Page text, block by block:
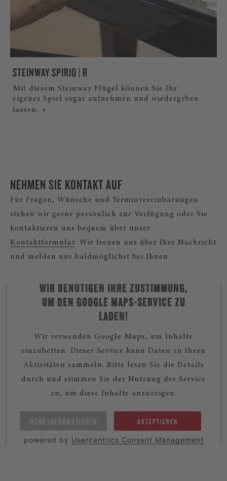
STEINWAY SPIRIO | R
Mit diesem Steinway Flügel können Sie Ihr
eigenes Spiel sogar aufnehmen und wiedergeben
lassen.
NEHMEN SIE KONTAKT AUF
Für Fragen, Wünsche und Terminvereinbarungen
stehen wir gerne persönlich zur Verfügung oder Sie
kontaktieren uns bequem über unser
Kontaktformular. Wir freuen uns über Ihre Nachricht
und melden uns baldmöglichst bei Ihnen.
WIR BENÖTIGEN IHRE ZUSTIMMUNG,
UM DEN GOOGLE MAPS-SERVICE ZU
LADEN!
Wir verwenden Google Maps, um Inhalte
einzubetten. Dieser Service kann Daten zu Ihren
Aktivitäten sammeln. Bitte lesen Sie die Details
durch und stimmen Sie der Nutzung des Service
zu, um diese Inhalte anzuzeigen.
MEHR INFORMATIONEN AKZEPTIEREN
powered by Usercentrics Consent Management